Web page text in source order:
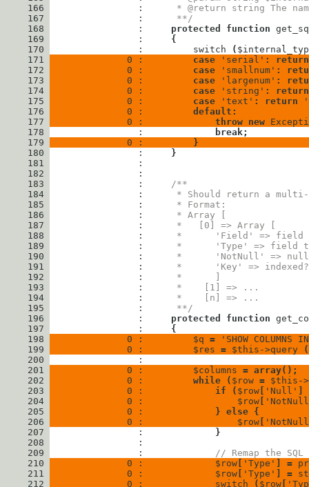
     166
                :
* @return string The name
     167
                :
**/
     168
                :
protected function
     169
                :
{
     170
                :
switch (
     171
              0 :
case 'serial' :
return
     172
              0 :
case 'smallnum' :
     173
              0 :
case 'largenum' :
     174
              0 :
case 'string' :
return
     175
              0 :
case 'text' : return
     176
              0 :
default :
     177
              0 :
throw new
     178
                :
break;
     179
              0 :
}
     180
                :
}
     181
     182
     183
                :
/**
     184
                :
* Should return a multi-
     185
                :
* Format:
     186
                :
* Array [
     187
                :
*   [0] => Array [
     188
                :
*      'Field' => field
     189
                :
*      'Type' => field
     190
                :
*      'NotNull' =>
     191
                :
*      'Key' =>
     192
                :
*      ]
     193
                :
*    [1] => ...
     194
                :
*    [n] => ...
     195
                :
**/
     196
                :
protected function
     197
                :
{
     198
              0 :
$q =
'SHOW COLUMNS
     199
              0 :
$res = $this ->query
(
     200
     201
              0 :
$columns = array( ) ;
     202
              0 :
while ( $row = $this ->
     203
              0 :
if ( $row 'Null'
     204
              0 :
$row
     205
              0 :
} else {
     206
              0 :
$row
     207
                :
}
     208
     209
                :
// Remap the
     210
              0 :
$row 'Type' =
     211
              0 :
$row 'Type' =
     212
              0 :
switch ( $row